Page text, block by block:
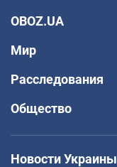
OBOZ.UA
Мир
Расследования
Общество
Новости Украины